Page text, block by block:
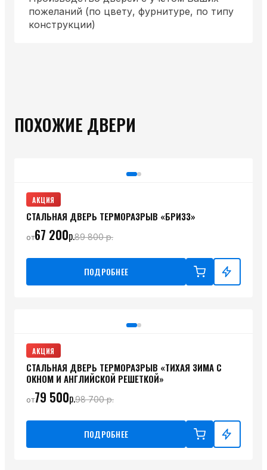
пожеланий (по цвету, фурнитуре, по типу
конструкции)
ПОХОЖИЕ ДВЕРИ
АКЦИЯ
СТАЛЬНАЯ ДВЕРЬ ТЕРМОРАЗРЫВ «БРИЗЗ»
от67 200р.89 800р.
ПОДРОБНЕЕ
АКЦИЯ
СТАЛЬНАЯ ДВЕРЬ ТЕРМОРАЗРЫВ «ТИХАЯ ЗИМА С
ОКНОМ И АНГЛИЙСКОЙ РЕШЕТКОЙ»
от79 500р.98 700р.
ПОДРОБНЕЕ